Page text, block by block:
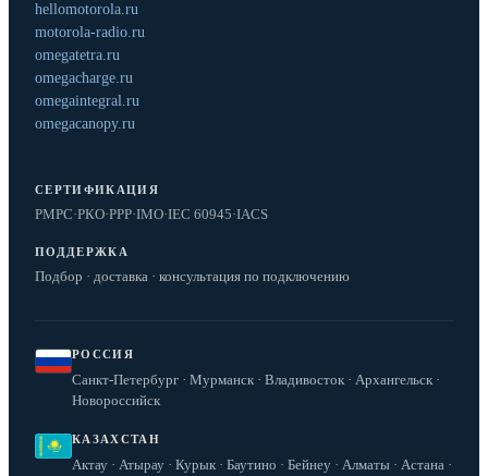
hellomotorola.ru
motorola-radio.ru
omegatetra.ru
omegacharge.ru
omegaintegral.ru
omegacanopy.ru
СЕРТИФИКАЦИЯ
РМРС·РКО·РРР·IMO·IEC 60945·IACS
ПОДДЕРЖКА
Подбор · доставка · консультация по подключению
РОССИЯ
Санкт-Петербург · Мурманск · Владивосток · Архангельск ·
Новороссийск
КАЗАХСТАН
Актау · Атырау · Курык · Баутино · Бейнеу · Алматы · Астана ·